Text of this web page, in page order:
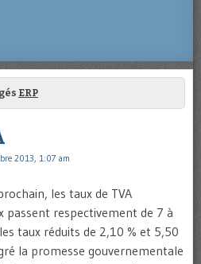
ERP
2013, 1:07 am
les taux de TVA
respectivement de 7 à
taux réduits de 2,10 % et 5,50
la promesse gouvernementale